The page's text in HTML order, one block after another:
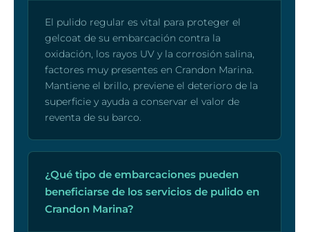
El pulido regular es vital para proteger el
gelcoat de su embarcación contra la
oxidación, los rayos UV y la corrosión salina,
factores muy presentes en Crandon Marina.
Mantiene el brillo, previene el deterioro de la
superficie y ayuda a conservar el valor de
reventa de su barco.
¿Qué tipo de embarcaciones pueden
beneficiarse de los servicios de pulido en
Crandon Marina?